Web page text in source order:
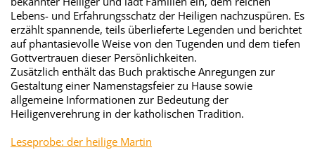
Lebens- und Erfahrungsschatz der Heiligen nachzuspüren. Es
erzählt spannende, teils überlieferte Legenden und berichtet
auf phantasievolle Weise von den Tugenden und dem tiefen
Gottvertrauen dieser Persönlichkeiten.
Zusätzlich enthält das Buch praktische Anregungen zur
Gestaltung einer Namenstagsfeier zu Hause sowie
allgemeine Informationen zur Bedeutung der
Heiligenverehrung in der katholischen Tradition.
Leseprobe: der heilige Martin